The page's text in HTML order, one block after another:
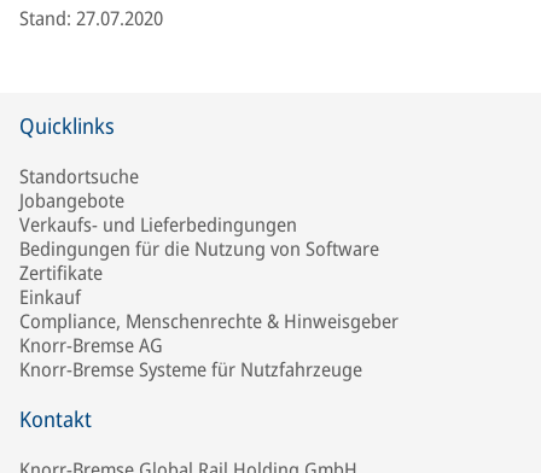
Stand: 27.07.2020
Quicklinks
Standortsuche
Jobangebote
Verkaufs- und Lieferbedingungen
Bedingungen für die Nutzung von Software
Zertifikate
Einkauf
Compliance, Menschenrechte & Hinweisgeber
Knorr-Bremse AG
Knorr-Bremse Systeme für Nutzfahrzeuge
Kontakt